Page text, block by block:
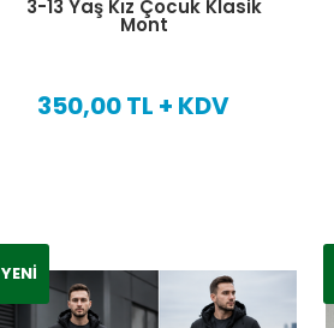
3-13 Yaş Kız Çocuk Klasik
Mont
350,00 TL + KDV
YENI